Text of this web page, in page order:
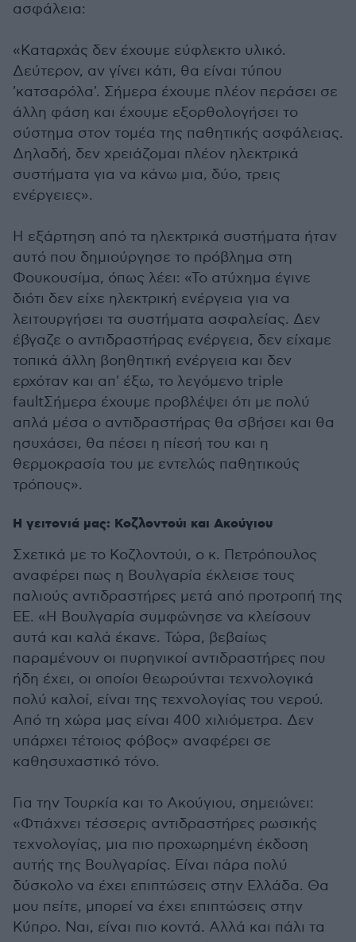
ασφάλεια:
«Καταρχάς δεν έχουμε εύφλεκτο υλικό.
Δεύτερον, αν γίνει κάτι, θα είναι τύπου
'κατσαρόλα'. Σήμερα έχουμε πλέον περάσει σε
άλλη φάση και έχουμε εξορθολογήσει το
σύστημα στον τομέα της παθητικής ασφάλειας.
Δηλαδή, δεν χρειάζομαι πλέον ηλεκτρικά
συστήματα για να κάνω μια, δύο, τρεις
ενέργειες».
Η εξάρτηση από τα ηλεκτρικά συστήματα ήταν
αυτό που δημιούργησε το πρόβλημα στη
Φουκουσίμα, όπως λέει: «Το ατύχημα έγινε
διότι δεν είχε ηλεκτρική ενέργεια για να
λειτουργήσει τα συστήματα ασφαλείας. Δεν
έβγαζε ο αντιδραστήρας ενέργεια, δεν είχαμε
τοπικά άλλη βοηθητική ενέργεια και δεν
ερχόταν και απ' έξω, το λεγόμενο triple
faultΣήμερα έχουμε προβλέψει ότι με πολύ
απλά μέσα ο αντιδραστήρας θα σβήσει και θα
ησυχάσει, θα πέσει η πίεσή του και η
θερμοκρασία του με εντελώς παθητικούς
τρόπους».
Η γειτονιά μας: Κοζλοντούι και Ακούγιου
Σχετικά με το Κοζλοντούι, ο κ. Πετρόπουλος
αναφέρει πως η Βουλγαρία έκλεισε τους
παλιούς αντιδραστήρες μετά από προτροπή της
ΕΕ. «Η Βουλγαρία συμφώνησε να κλείσουν
αυτά και καλά έκανε. Τώρα, βεβαίως
παραμένουν οι πυρηνικοί αντιδραστήρες που
ήδη έχει, οι οποίοι θεωρούνται τεχνολογικά
πολύ καλοί, είναι της τεχνολογίας του νερού.
Από τη χώρα μας είναι 400 χιλιόμετρα. Δεν
υπάρχει τέτοιος φόβος» αναφέρει σε
καθησυχαστικό τόνο.
Για την Τουρκία και το Ακούγιου, σημειώνει:
«Φτιάχνει τέσσερις αντιδραστήρες ρωσικής
τεχνολογίας, μια πιο προχωρημένη έκδοση
αυτής της Βουλγαρίας. Είναι πάρα πολύ
δύσκολο να έχει επιπτώσεις στην Ελλάδα. Θα
μου πείτε, μπορεί να έχει επιπτώσεις στην
Κύπρο. Ναι, είναι πιο κοντά. Αλλά και πάλι τα